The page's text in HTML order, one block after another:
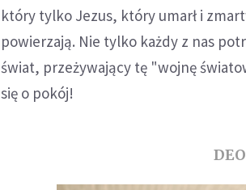
który tylko Jezus, który umarł i
powierzają. Nie tylko każdy z nas
świat, przeżywający tę "wojnę
się o pokój!